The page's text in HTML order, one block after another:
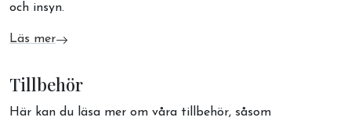
och insyn.
Läs mer
om Persienner
Tillbehör
Här kan du läsa mer om våra tillbehör, såsom